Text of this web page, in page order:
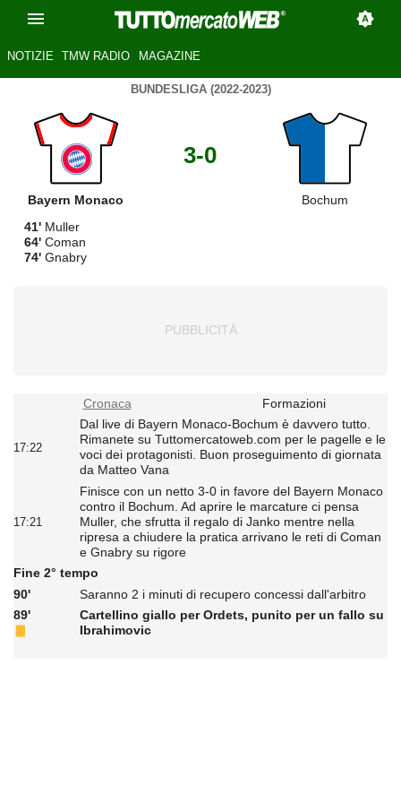
NOTIZIE TMW RADIO MAGAZINE
BUNDESLIGA (2022-2023)
Bayern Monaco
3-0
Bochum
41' Muller
64' Coman
74' Gnabry
Cronaca Formazioni
17:22
Dal live di Bayern Monaco-Bochum è davvero tutto.
Rimanete su Tuttomercatoweb.com per le pagelle e le
voci dei protagonisti. Buon proseguimento di giornata
da Matteo Vana
17:21
Finisce con un netto 3-0 in favore del Bayern Monaco
contro il Bochum. Ad aprire le marcature ci pensa
Muller, che sfrutta il regalo di Janko mentre nella
ripresa a chiudere la pratica arrivano le reti di Coman
e Gnabry su rigore
Fine 2° tempo
90'
Saranno 2 i minuti di recupero concessi dall'arbitro
89'
Cartellino giallo per Ordets, punito per un fallo su
Ibrahimovic